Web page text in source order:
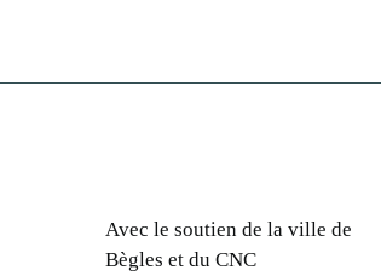
Avec le soutien de la ville de
Bègles et du CNC